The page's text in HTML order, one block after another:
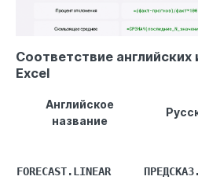
Соответствие английских
Excel
Английское
название
FORECAST.LINEAR